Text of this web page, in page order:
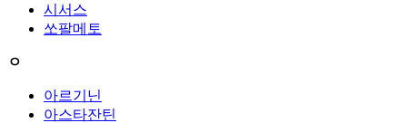
시서스
쏘팔메토
ㅇ
아르기닌
아스타잔틴